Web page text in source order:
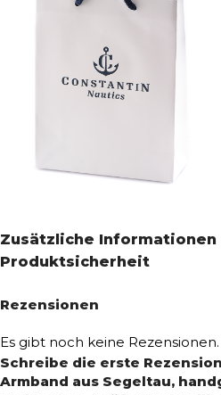
Zusätzliche Informationen
Produktsicherheit
Rezensionen
Es gibt noch keine Rezensionen.
Schreibe die erste
Armband aus Segeltau,